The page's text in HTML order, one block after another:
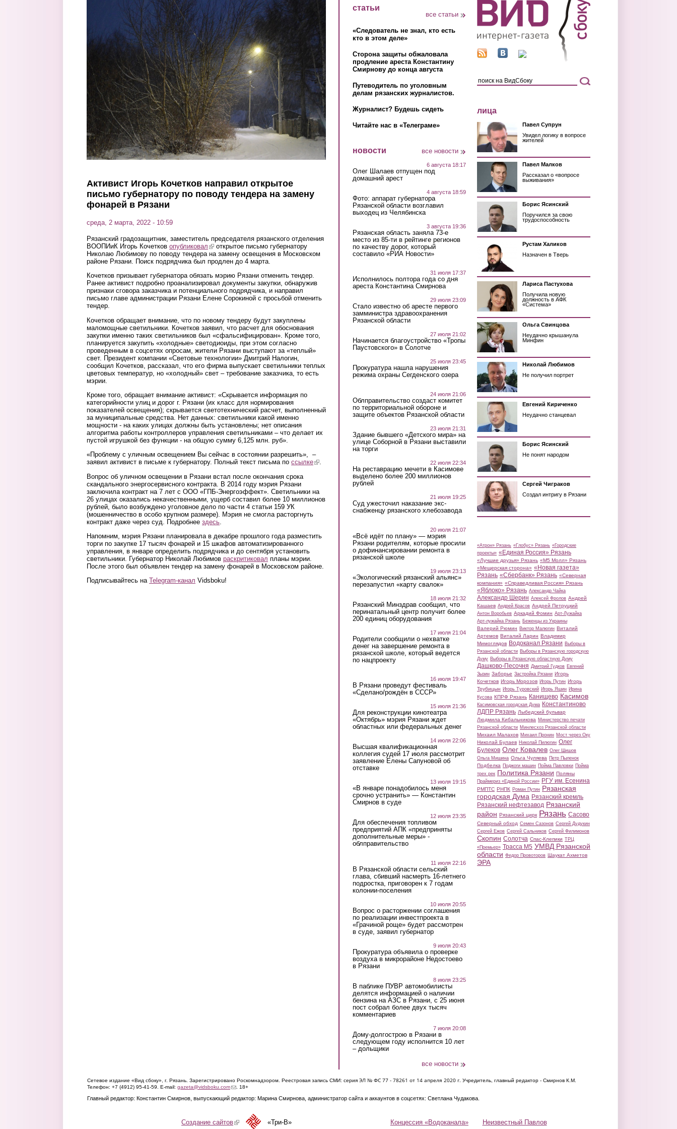
Активист Игорь Кочетков направил открытое
письмо губернатору по поводу тендера на замену
фонарей в Рязани
среда, 2 марта, 2022 - 10:59
Рязанский градозащитник, заместитель председателя рязанского отделения
ВООПИиК Игорь Кочетков опубликовал (link is external)
открытое письмо губернатору
Николаю Любимову по поводу тендера на замену освещения в Московском
районе Рязани. Поиск подрядчика был продлен до 4 марта.
Кочетков призывает губернатора обязать мэрию Рязани отменить тендер.
Ранее активист подробно проанализировал документы закупки, обнаружив
признаки сговора заказчика и потенциального подрядчика, и направил
письмо главе администрации Рязани Елене Сорокиной с просьбой отменить
тендер.
Кочетков обращает внимание, что по новому тендеру будут закуплены
маломощные светильники. Кочетков заявил, что расчет для обоснования
закупки именно таких светильников был «сфальсифицирован». Кроме того,
планируется закупить «холодные» светодиоиды, при этом согласно
проведенным в соцсетях опросам, жители Рязани выступают за «теплый»
свет. Президент компании «Световые технологии» Дмитрий Налогин,
сообщил Кочетков, рассказал, что его фирма выпускает светильники теплых
цветовых температур, но «холодный» свет – требование заказчика, то есть
мэрии.
Кроме того, обращает внимание активист: «Скрывается информация по
категорийности улиц и дорог г. Рязани (их класс для нормирования
показателей освещения); скрывается светотехнический расчет, выполненный
за муниципальные средства. Нет данных: светильники какой именно
мощности - на каких улицах должны быть установлены; нет описания
алгоритма работы контроллеров управления светильниками – что делает их
пустой игрушкой без функции - на общую сумму 6,125 млн. руб».
«Проблему с уличным освещением Вы сейчас в состоянии разрешить», –
заявил активист в письме к губернатору. Полный текст письма по ссылке(link is external)
.
Вопрос об уличном освещении в Рязани встал после окончания срока
скандального энергосервисного контракта. В 2014 году мэрия Рязани
заключила контракт на 7 лет с ООО «ГПБ-Энергоэффект». Светильники на
26 улицах оказались некачественными, ущерб составил более 10 миллионов
рублей, было возбуждено уголовное дело по части 4 статьи 159 УК
(мошенничество в особо крупном размере). Мэрия не смогла расторгнуть
контракт даже через суд. Подробнее здесь
Напомним, мэрия Рязани планировала в декабре прошлого года разместить
торги по закупке 17 тысяч фонарей и 15 шкафов автоматизированного
управления, в январе определить подрядчика и до сентября установить
светильники. Губернатор Николай Любимов раскритиковал планы мэрии.
После этого был объявлен тендер на замену фонарей в Московском районе.
Подписывайтесь на Telegram-канал Vidsboku!
статьи
все статьи
«Следователь не знал, кто есть
кто в этом деле»
Сторона защиты обжаловала
продление ареста Константину
Смирнову до конца августа
Путеводитель по уголовным
делам рязанских журналистов.
Журналист? Будешь сидеть
Читайте нас в «Телеграме»
новости все новости
6 августа 18:17
Олег Шалаев отпущен под
домашний арест
4 августа 18:59
Фото: аппарат губернатора
Рязанской области возглавил
выходец из Челябинска
3 августа 19:36
Рязанская область заняла 73-е
место из 85-ти в рейтинге регионов
по качеству дорог, который
составило «РИА Новости»
31 июля 17:37
Исполнилось полтора года со дня
ареста Константина Смирнова
29 июля 23:09
Стало известно об аресте первого
замминистра здравоохранения
Рязанской области
27 июля 21:02
Начинается благоустройство «Тропы
Паустовского» в Солотче
25 июля 23:45
Прокуратура нашла нарушения
режима охраны Сегденского озера
24 июля 21:06
Облправительство создаст комитет
по территориальной обороне и
защите объектов Рязанской области
23 июля 21:31
Здание бывшего «Детского мира» на
улице Соборной в Рязани выставили
на торги
22 июля 22:34
На реставрацию мечети в Касимове
выделено более 200 миллионов
рублей
21 июля 19:25
Суд ужесточил наказание экс-
снабженцу рязанского хлебозавода
20 июля 21:07
«Всё идёт по плану» — мэрия
Рязани родителям, которые просили
о дофинансировании ремонта в
рязанской школе
19 июля 23:13
«Экологический рязанский альянс»
перезапустил «карту свалок»
18 июля 21:32
Рязанский Минздрав сообщил, что
перинатальный центр получит более
200 единиц оборудования
17 июля 21:04
Родители сообщили о нехватке
денег на завершение ремонта в
рязанской школе, который ведется
по нацпроекту
16 июля 19:47
В Рязани проведут фестиваль
«Сделано/рождён в СССР»
15 июля 21:36
Для реконструкции кинотеатра
«Октябрь» мэрия Рязани ждет
областных или федеральных денег
14 июля 22:06
Высшая квалификационная
коллегия судей 17 июля рассмотрит
заявление Елены Сапуновой об
отставке
13 июля 19:15
«В январе понадобилось меня
срочно устранить» — Константин
Смирнов в суде
12 июля 23:35
Для обеспечения топливом
предприятий АПК «предприняты
дополнительные меры» -
облправительство
11 июля 22:16
В Рязанской области сельский
глава, сбивший насмерть 16-летнего
подростка, приговорен к 7 годам
колонии-поселения
10 июля 20:55
Вопрос о расторжении соглашения
по реализации инвестпроекта в
«Грачиной роще» будет рассмотрен
в суде, заявил губернатор
9 июля 20:43
Прокуратура объявила о проверке
воздуха в микрорайоне Недостоево
в Рязани
8 июля 23:25
В паблике ПУВР автомобилисты
делятся информацией о наличии
бензина на АЗС в Рязани, с 25 июня
пост собрал более двух тысяч
комментариев
7 июля 20:08
Дому-долгострою в Рязани в
следующем году исполнится 10 лет
– дольщики
все новости
лица
Павел Супрун
Увидел логику в вопросе
жителей
Павел Малков
Рассказал о «вопросе
выживания»
Борис Ясинский
Поручился за свою
трудоспособность
Рустам Халиков
Назначен в Тверь
Лариса Пастухова
Получила новую
должность в АФК
«Система»
Ольга Свинцова
Неудачно крышанула
Минфин
Николай Любимов
Не получил портрет
Евгений Кириченко
Неудачно станцевал
Борис Ясинский
Не понят народом
Сергей Чиграков
Создал интригу в Рязани
«Атрон» Рязань «Глобус» Рязань «Городские
проекты» «Единая Россия» Рязань
«Лучшие друзья» Рязань «М5 Молл» Рязань
«Мещерская сторона» «Новая газета»
Рязань «Сбербанк» Рязань «Северная
компания» «Справедливая Россия» Рязань
«Яблоко» Рязань Александр Чайка
Александр Шерин Алексей Фролов Андрей
Кашаев Андрей Красов Андрей Петруцкий
Антон Воробьев Аркадий Фомин Арт-Лужайка
Арт-лужайка Рязань Беженцы из Украины
Валерий Рюмин Виктор Малюгин Виталий
Артемов Виталий Ларин Владимир
Мимоглядов Водоканал Рязани Выборы в
Рязанской области Выборы в Рязанскую городскую
Думу Выборы в Рязанскую областную Думу
Дашково-Песочня Дмитрий Гудков Евгений
Зызин Заборье Застройка Рязани Игорь
Кочетков Игорь Морозов Игорь Путин Игорь
Трубицын Игорь Туровский Игорь Яшин Ирина
Кусова КПРФ Рязань Канищево Касимов
Касимовская городская Дума Константиново
ЛДПР Рязань Лыбедский бульвар
Людмила Кибальникова Министерство печати
Рязанской области Минлесхоз Рязанской области
Михаил Малахов Михаил Пронин Мост через Оку
Николай Булаев Николай Пилюгин Олег
Булеков Олег Ковалев Олег Шишов
Ольга Мишина Ольга Чуляева Петр Пыленок
Подбелка Поджоги машин Пойма Павловки Пойма
трех рек Политика Рязани Поляны
Праймериз «Единой России» РГУ им. Есенина
РМПТС РНПК Роман Путин Рязанская
городская Дума Рязанский кремль
Рязанский нефтезавод Рязанский
район Рязанский цирк Рязань Сасово
Северный обход Семен Сазонов Сергей Дудукин
Сергей Ежов Сергей Сальников Сергей Филимонов
Скопин Солотча Спас-Клепики ТРЦ
«Премьер» Трасса М5 УМВД Рязанской
области Федор Провоторов Шаукат Ахметов
ЭРА
Сетевое издание «Вид сбоку», г. Рязань. Зарегистрировано Роскомнадзором. Реестровая запись СМИ: серия ЭЛ № ФС 77 - 78261 от 14 апреля 2020 г. Учредитель, главный редактор - Смирнов К.М.
Телефон: +7 (4912) 95-41-59. E-mail: gazeta@vidsboku.com(link sends e-mail)
. 18+
Главный редактор: Константин Смирнов, выпускающий редактор: Марина Смирнова, администратор сайта и аккаунтов в соцсетях: Светлана Чудакова.
Концессия «Водоканала» Неизвестный Павлов
Создание сайтов(link is external)«Три-В»